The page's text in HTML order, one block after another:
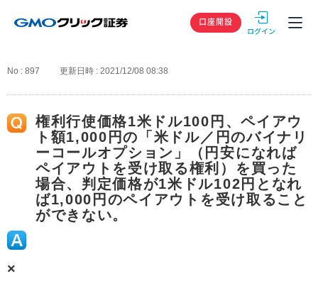
GMOクリック
口座開設
No : 897 更新日時 : 2021/12/08 08:38
権利行使価格1米ドル100円、ペイアウ
ト額1,000円の「米ドル／円のバイナリ
ーコールオプション」（円安になれば
ペイアウトを受け取る権利）を買った
場合、判定価格が1米ドル102円となれ
ば1,000円のペイアウトを受け取ること
ができない。
×